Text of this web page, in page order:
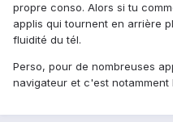
propre conso. Alors si tu
applis qui tournent en arrière
fluidité du tél.
Perso, pour de nombreuses
navigateur et c'est